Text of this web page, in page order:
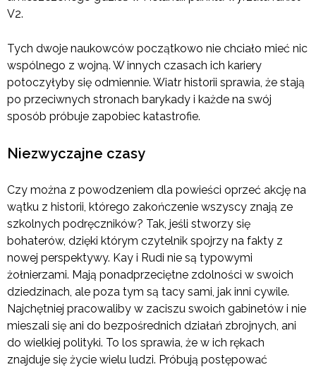
V2.
Tych dwoje naukowców początkowo nie chciało mieć nic
wspólnego z wojną. W innych czasach ich kariery
potoczyłyby się odmiennie. Wiatr historii sprawia, że stają
po przeciwnych stronach barykady i każde na swój
sposób próbuje zapobiec katastrofie.
Niezwyczajne czasy
Czy można z powodzeniem dla powieści oprzeć akcję na
wątku z historii, którego zakończenie wszyscy znają ze
szkolnych podręczników? Tak, jeśli stworzy się
bohaterów, dzięki którym czytelnik spojrzy na fakty z
nowej perspektywy. Kay i Rudi nie są typowymi
żołnierzami. Mają ponadprzeciętne zdolności w swoich
dziedzinach, ale poza tym są tacy sami, jak inni cywile.
Najchętniej pracowaliby w zaciszu swoich gabinetów i nie
mieszali się ani do bezpośrednich działań zbrojnych, ani
do wielkiej polityki. To los sprawia, że w ich rękach
znajduje się życie wielu ludzi. Próbują postępować